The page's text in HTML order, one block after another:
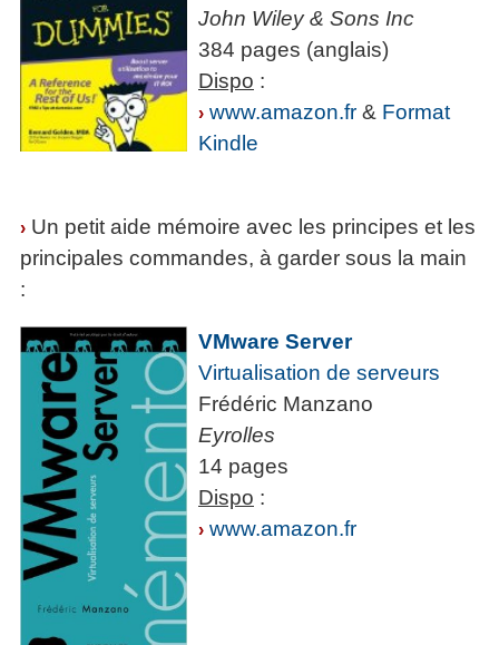
John Wiley & Sons Inc
384 pages (anglais)
Dispo :
› www.amazon.fr & Format
Kindle
› Un petit aide mémoire avec les principes et les
principales commandes, à garder sous la main
:
VMware Server
Virtualisation de serveurs
Frédéric Manzano
Eyrolles
14 pages
Dispo :
› www.amazon.fr